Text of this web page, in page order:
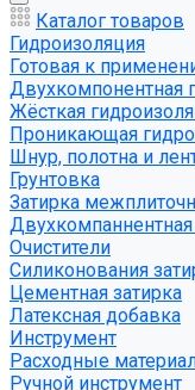
Каталог товаров
Гидроизоляция
Готовая к
Двухкомпонентная
Жёсткая
Проникающая
Шнур, полотна и
Грунтовка
Затирка
Очистители
Силиконования
Цементная затирка
Латексная добавка
Инструмент
Расходные
Ручной инструмент